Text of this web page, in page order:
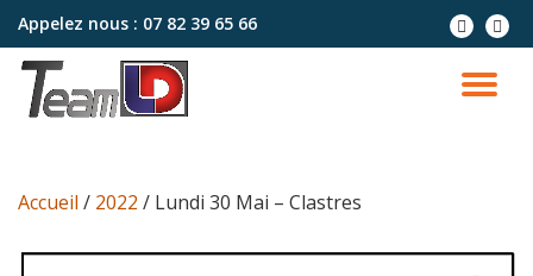
Aller
contenu
Appelez nous : 07 82 39 65 66
Accueil / 2022 / Lundi 30 Mai – Clastres